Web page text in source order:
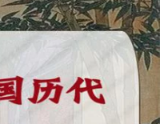
養生保健 民生用品
運動休閒 親子玩具